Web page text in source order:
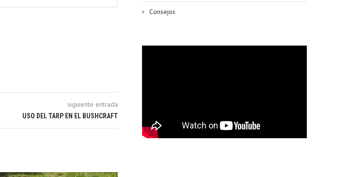
siguiente entrada
USO DEL TARP EN EL BUSHCRAFT
Consejos